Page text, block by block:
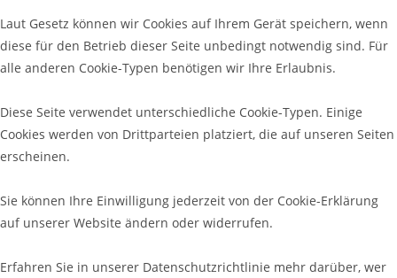
Laut Gesetz können wir Cookies auf Ihrem Gerät speichern, wenn
diese für den Betrieb dieser Seite unbedingt notwendig sind. Für
alle anderen Cookie-Typen benötigen wir Ihre Erlaubnis.
Diese Seite verwendet unterschiedliche Cookie-Typen. Einige
Cookies werden von Drittparteien platziert, die auf unseren Seiten
erscheinen.
Sie können Ihre Einwilligung jederzeit von der Cookie-Erklärung
auf unserer Website ändern oder widerrufen.
Erfahren Sie in unserer Datenschutzrichtlinie mehr darüber, wer